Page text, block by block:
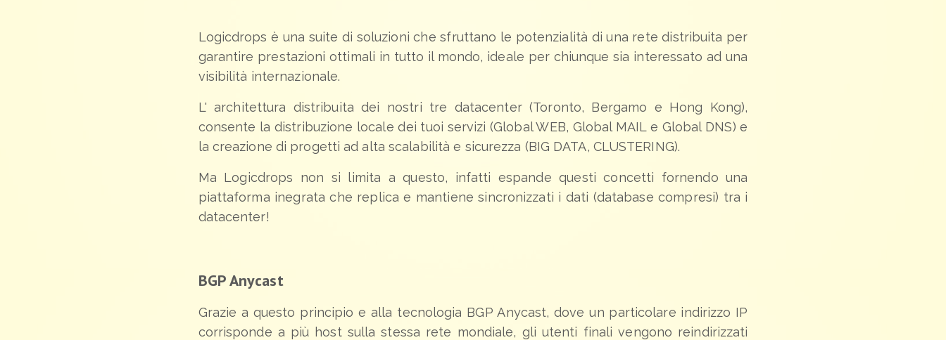
Logicdrops è una suite di soluzioni che sfruttano le potenzialità di una rete distribuita per
garantire prestazioni ottimali in tutto il mondo, ideale per chiunque sia interessato ad una
visibilità internazionale.
L' architettura distribuita dei nostri tre datacenter (Toronto, Bergamo e Hong Kong),
consente la distribuzione locale dei tuoi servizi (Global WEB, Global MAIL e Global DNS) e
la creazione di progetti ad alta scalabilità e sicurezza (BIG DATA, CLUSTERING).
Ma Logicdrops non si limita a questo, infatti espande questi concetti fornendo una
piattaforma inegrata che replica e mantiene sincronizzati i dati (database compresi) tra i
datacenter!
BGP Anycast
Grazie a questo principio e alla tecnologia BGP Anycast, dove un particolare indirizzo IP
corrisponde a più host sulla stessa rete mondiale, gli utenti finali vengono reindirizzati